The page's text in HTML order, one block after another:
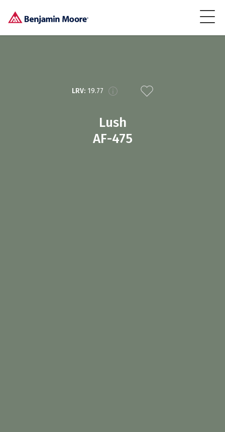
LRV: 19.77
Lush
AF-475